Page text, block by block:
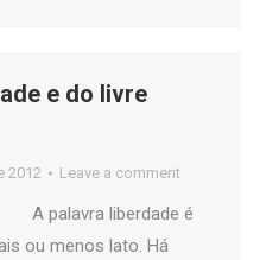
e do livre
2012 Leave a comment
A palavra liberdade é
ou menos lato. Há